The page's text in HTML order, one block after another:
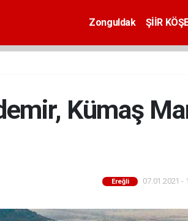
Zonguldak ŞİİR
Kümaş
Ereğli 07.01.2021 -